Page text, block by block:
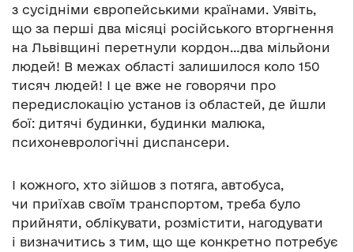
з сусідніми європейськими країнами. Уявіть,
що за перші два місяці російського вторгнення
на Львівщині перетнули кордон…два мільйони
людей! В межах області залишилося коло 150
тисяч людей! І це вже не говорячи про
передислокацію установ із областей, де йшли
бої: дитячі будинки, будинки малюка,
психоневрологічні диспансери.
І кожного, хто зійшов з потяга, автобуса,
чи приїхав своїм транспортом, треба було
прийняти, облікувати, розмістити, нагодувати
і визначитись з тим, що ще конкретно потребує